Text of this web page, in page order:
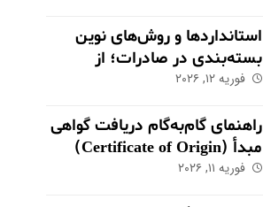
استانداردها و روش‌های نوین
بسته‌بندی در صادرات؛ از
حفاظت تا بازاریابی
فوریه ۱۲, ۲۰۲۶
راهنمای گام‌به‌گام دریافت گواهی
مبدأ (Certificate of Origin)
برای کالاهای صادراتی
فوریه ۱۱, ۲۰۲۶